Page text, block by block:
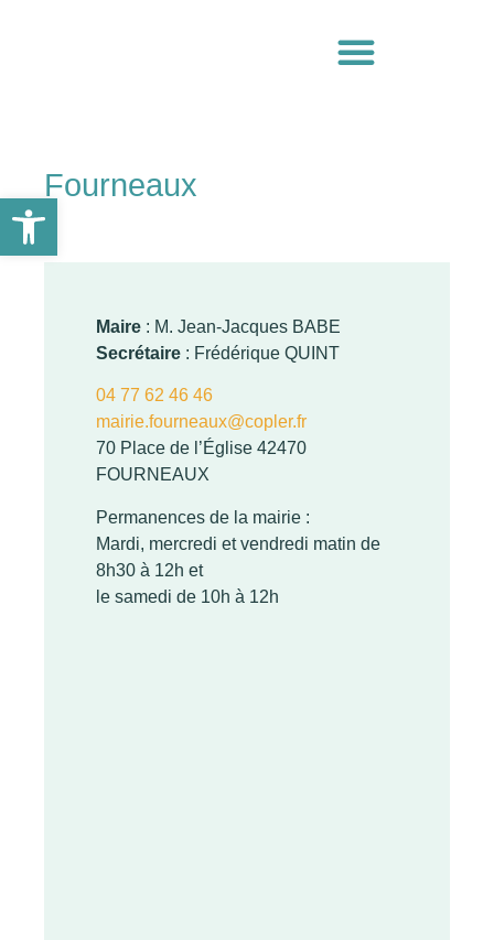
Fourneaux
Maire : M. Jean-Jacques BABE
Secrétaire : Frédérique QUINT
04 77 62 46 46
mairie.fourneaux@copler.fr
70 Place de l’Église 42470
FOURNEAUX
Permanences de la mairie :
Mardi, mercredi et vendredi matin de
8h30 à 12h et
le samedi de 10h à 12h
Ouvrir la barre d’outils